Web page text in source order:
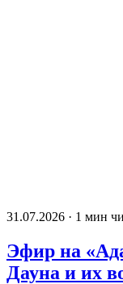
31.07.2026 · 1 мин
Эфир на
Дауна и их